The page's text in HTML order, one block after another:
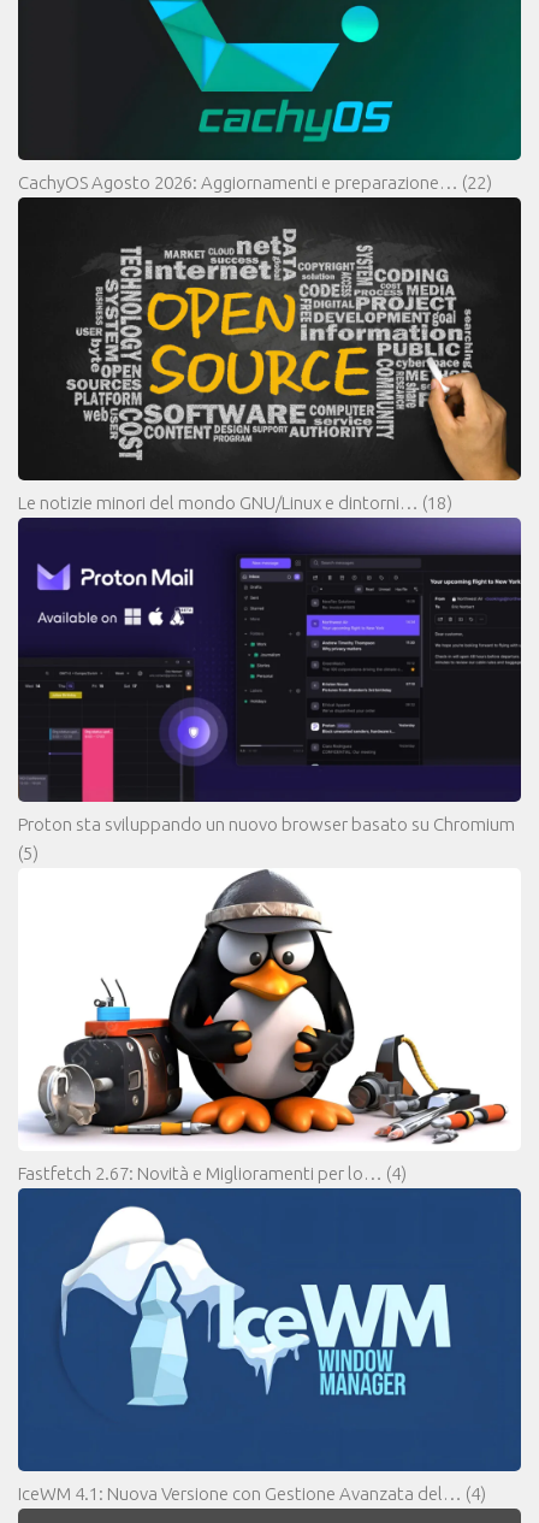
CachyOS Agosto 2026: Aggiornamenti e preparazione… (22)
Le notizie minori del mondo GNU/Linux e dintorni… (18)
Proton sta sviluppando un nuovo browser basato su Chromium
(5)
Fastfetch 2.67: Novità e Miglioramenti per lo… (4)
IceWM 4.1: Nuova Versione con Gestione Avanzata del… (4)